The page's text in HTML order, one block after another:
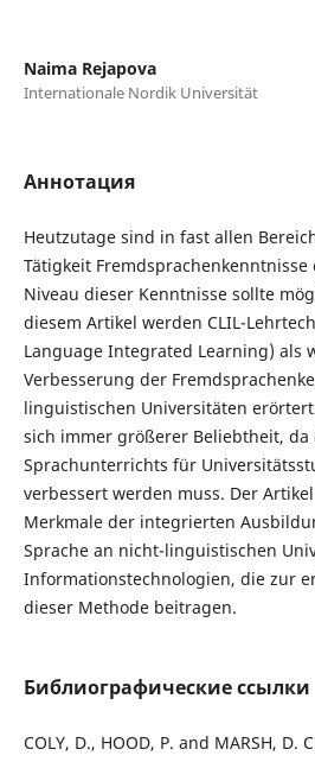
Naima Rejapova
Internationale Nordik Universität
Аннотация
Heutzutage sind in fast allen
Tätigkeit
Niveau dieser Kenntnisse sollte
diesem Artikel werden CLIL-
Language Integrated Learning) als
Verbesserung der
linguistischen Universitäten
sich immer größerer Beliebtheit, da
Sprachunterrichts für
verbessert werden muss. Der
Merkmale der integrierten
Sprache an nicht-linguistischen
Informationstechnologien, die zur
dieser Methode beitragen.
Библиографические ссылки
COLY, D., HOOD, P. and MARSH, D.